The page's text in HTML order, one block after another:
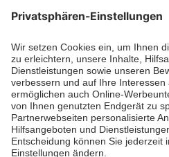
Unsere
Kennzahlen
Als